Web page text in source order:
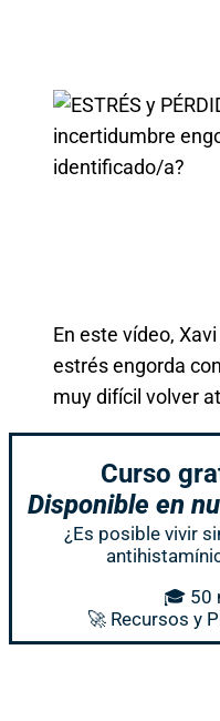
En este vídeo,
estrés engorda
muy difícil volver
Curso
Disponible en
¿Es posible vivir
🎓 50
🚀 Recursos y